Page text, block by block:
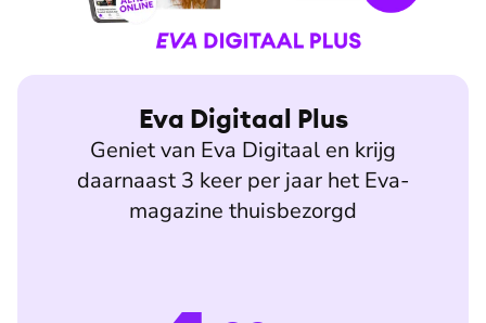
Eva Digitaal Plus
Geniet van Eva Digitaal en krijg
daarnaast 3 keer per jaar het Eva-
magazine thuisbezorgd